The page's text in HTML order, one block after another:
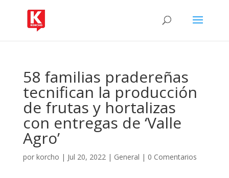
58 familias pradereñas
tecnifican la producción
de frutas y hortalizas
con entregas de ‘Valle
Agro’
por korcho | Jul 20, 2022| General | 0 Comentarios